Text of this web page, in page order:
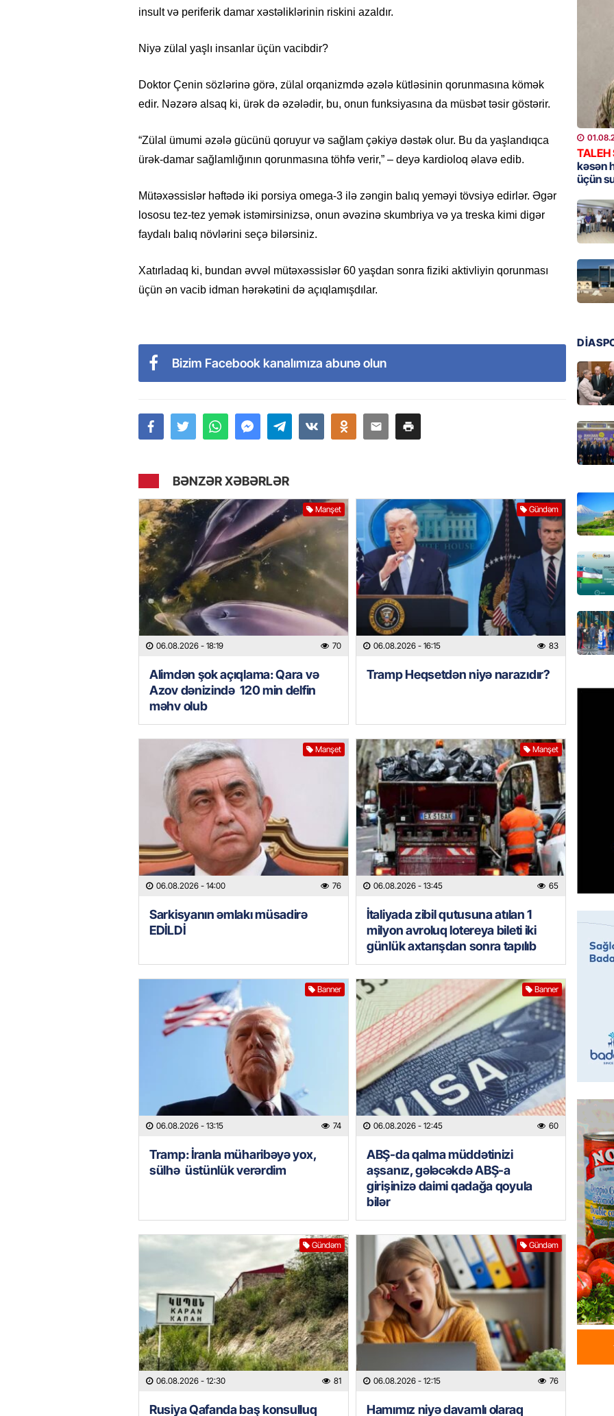
insult və periferik damar xəstəliklərinin riskini azaldır.
Niyə zülal yaşlı insanlar üçün vacibdir?
Doktor Çenin sözlərinə görə, zülal orqanizmdə əzələ kütləsinin qorunmasına kömək
edir. Nəzərə alsaq ki, ürək də əzələdir, bu, onun funksiyasına da müsbət təsir göstərir.
“Zülal ümumi əzələ gücünü qoruyur və sağlam çəkiyə dəstək olur. Bu da yaşlandıqca
ürək-damar sağlamlığının qorunmasına töhfə verir,” – deyə kardioloq əlavə edib.
Mütəxəssislər həftədə iki porsiya omega-3 ilə zəngin balıq yeməyi tövsiyə edirlər. Əgər
lososu tez-tez yemək istəmirsinizsə, onun əvəzinə skumbriya və ya treska kimi digər
faydalı balıq növlərini seçə bilərsiniz.
Xatırladaq ki, bundan əvvəl mütəxəssislər 60 yaşdan sonra fiziki aktivliyin qorunması
üçün ən vacib idman hərəkətini də açıqlamışdılar.
Bizim Facebook kanalımıza abunə olun
BƏNZƏR XƏBƏRLƏR
Manşet
06.08.2026 - 18:19 70
Alimdən şok açıqlama: Qara və
Azov dənizində 120 min delfin
məhv olub
Gündəm
06.08.2026 - 16:15 83
Tramp Heqsetdən niyə narazıdır?
Manşet
06.08.2026 - 14:00 76
Sarkisyanın əmlakı müsadirə
EDİLDİ
Manşet
06.08.2026 - 13:45 65
İtaliyada zibil qutusuna atılan 1
milyon avroluq lotereya bileti iki
günlük axtarışdan sonra tapılıb
Banner
06.08.2026 - 13:15 74
Tramp: İranla müharibəyə yox,
sülhə üstünlük verərdim
Banner
06.08.2026 - 12:45 60
ABŞ-da qalma müddətinizi
aşsanız, gələcəkdə ABŞ-a
girişinizə daimi qadağa qoyula
bilər
Gündəm
06.08.2026 - 12:30 81
Rusiya Qafanda baş konsulluq
Gündəm
06.08.2026 - 12:15 76
Hamımız niyə davamlı olaraq
YAP
GÜNDƏM
Tramp
HADISƏ
DÜNYA
Kiyev
neft
GÜNDƏM
verdi:
REKLAM
edin,
edin
ÖLKƏ
Bu
təyin
imiş
MANŞET
ÖLDÜ
BANNER
GÜNDƏM
Rusiya
TALEH
kəsən
üçün